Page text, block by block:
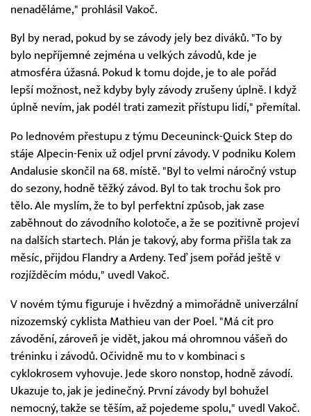
nenaděláme," prohlásil Vakoč.
Byl by nerad, pokud by se závody jely bez diváků. "To by
bylo nepříjemné zejména u velkých závodů, kde je
atmosféra úžasná. Pokud k tomu dojde, je to ale pořád
lepší možnost, než kdyby byly závody zrušeny úplně. I když
úplně nevím, jak podél trati zamezit přístupu lidí," přemítal.
Po lednovém přestupu z týmu Deceuninck-Quick Step do
stáje Alpecin-Fenix už odjel první závody. V podniku Kolem
Andalusie skončil na 68. místě. "Byl to velmi náročný vstup
do sezony, hodně těžký závod. Byl to tak trochu šok pro
tělo. Ale myslím, že to byl perfektní způsob, jak zase
zaběhnout do závodního kolotoče, a že se pozitivně projeví
na dalších startech. Plán je takový, aby forma přišla tak za
měsíc, přijdou Flandry a Ardeny. Teď jsem pořád ještě v
rozjížděcím módu," uvedl Vakoč.
V novém týmu figuruje i hvězdný a mimořádně univerzální
nizozemský cyklista Mathieu van der Poel. "Má cit pro
závodění, zároveň je vidět, jakou má ohromnou vášeň do
tréninku i závodů. Očividně mu to v kombinaci s
cyklokrosem vyhovuje. Jede skoro nonstop, hodně závodí.
Ukazuje to, jak je jedinečný. První závody byl bohužel
nemocný, takže se těším, až pojedeme spolu," uvedl Vakoč.